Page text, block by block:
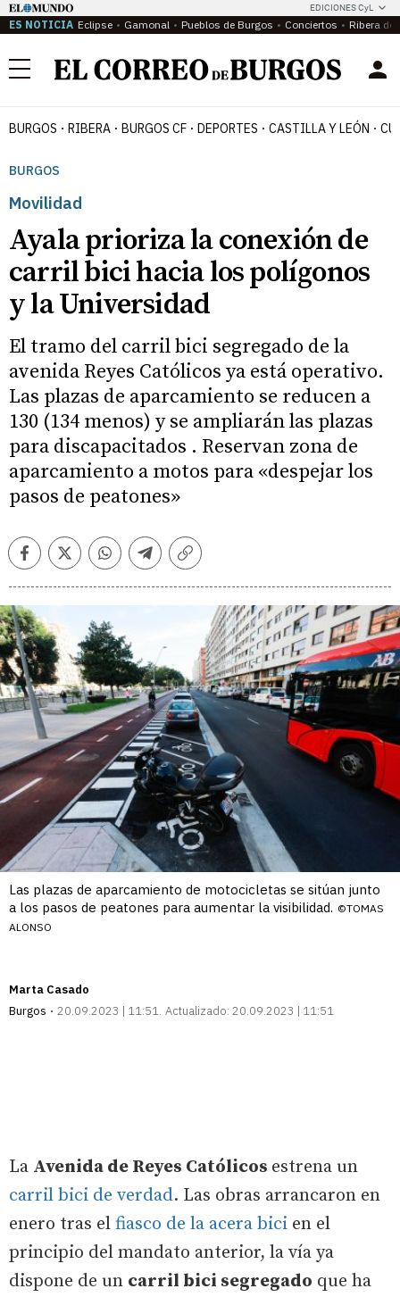
EDICIONES CyL
ES NOTICIA Eclipse Gamonal Pueblos de Burgos Conciertos Ribera del
Menú
BURGOS RIBERA BURGOS CF DEPORTES CASTILLA Y LEÓN
BURGOS
Movilidad
Ayala prioriza la conexión de
carril bici hacia los polígonos
y la Universidad
El tramo del carril bici segregado de la
avenida Reyes Católicos ya está operativo.
Las plazas de aparcamiento se reducen a
130 (134 menos) y se ampliarán las plazas
para discapacitados . Reservan zona de
aparcamiento a motos para «despejar los
pasos de peatones»
FacebookTwitterWhatsappTelegramCopiar
Las plazas de aparcamiento de motocicletas se sitúan junto
a los pasos de peatones para aumentar la visibilidad. ©TOMAS
ALONSO
Marta Casado
Burgos
20.09.2023 | 11:51 Actualizado: 20.09.2023 | 11:51
La Avenida de Reyes Católicos estrena un
carril bici de verdad. Las obras arrancaron en
enero tras el fiasco de la acera bici en el
principio del mandato anterior, la vía ya
dispone de un carril bici segregado que ha